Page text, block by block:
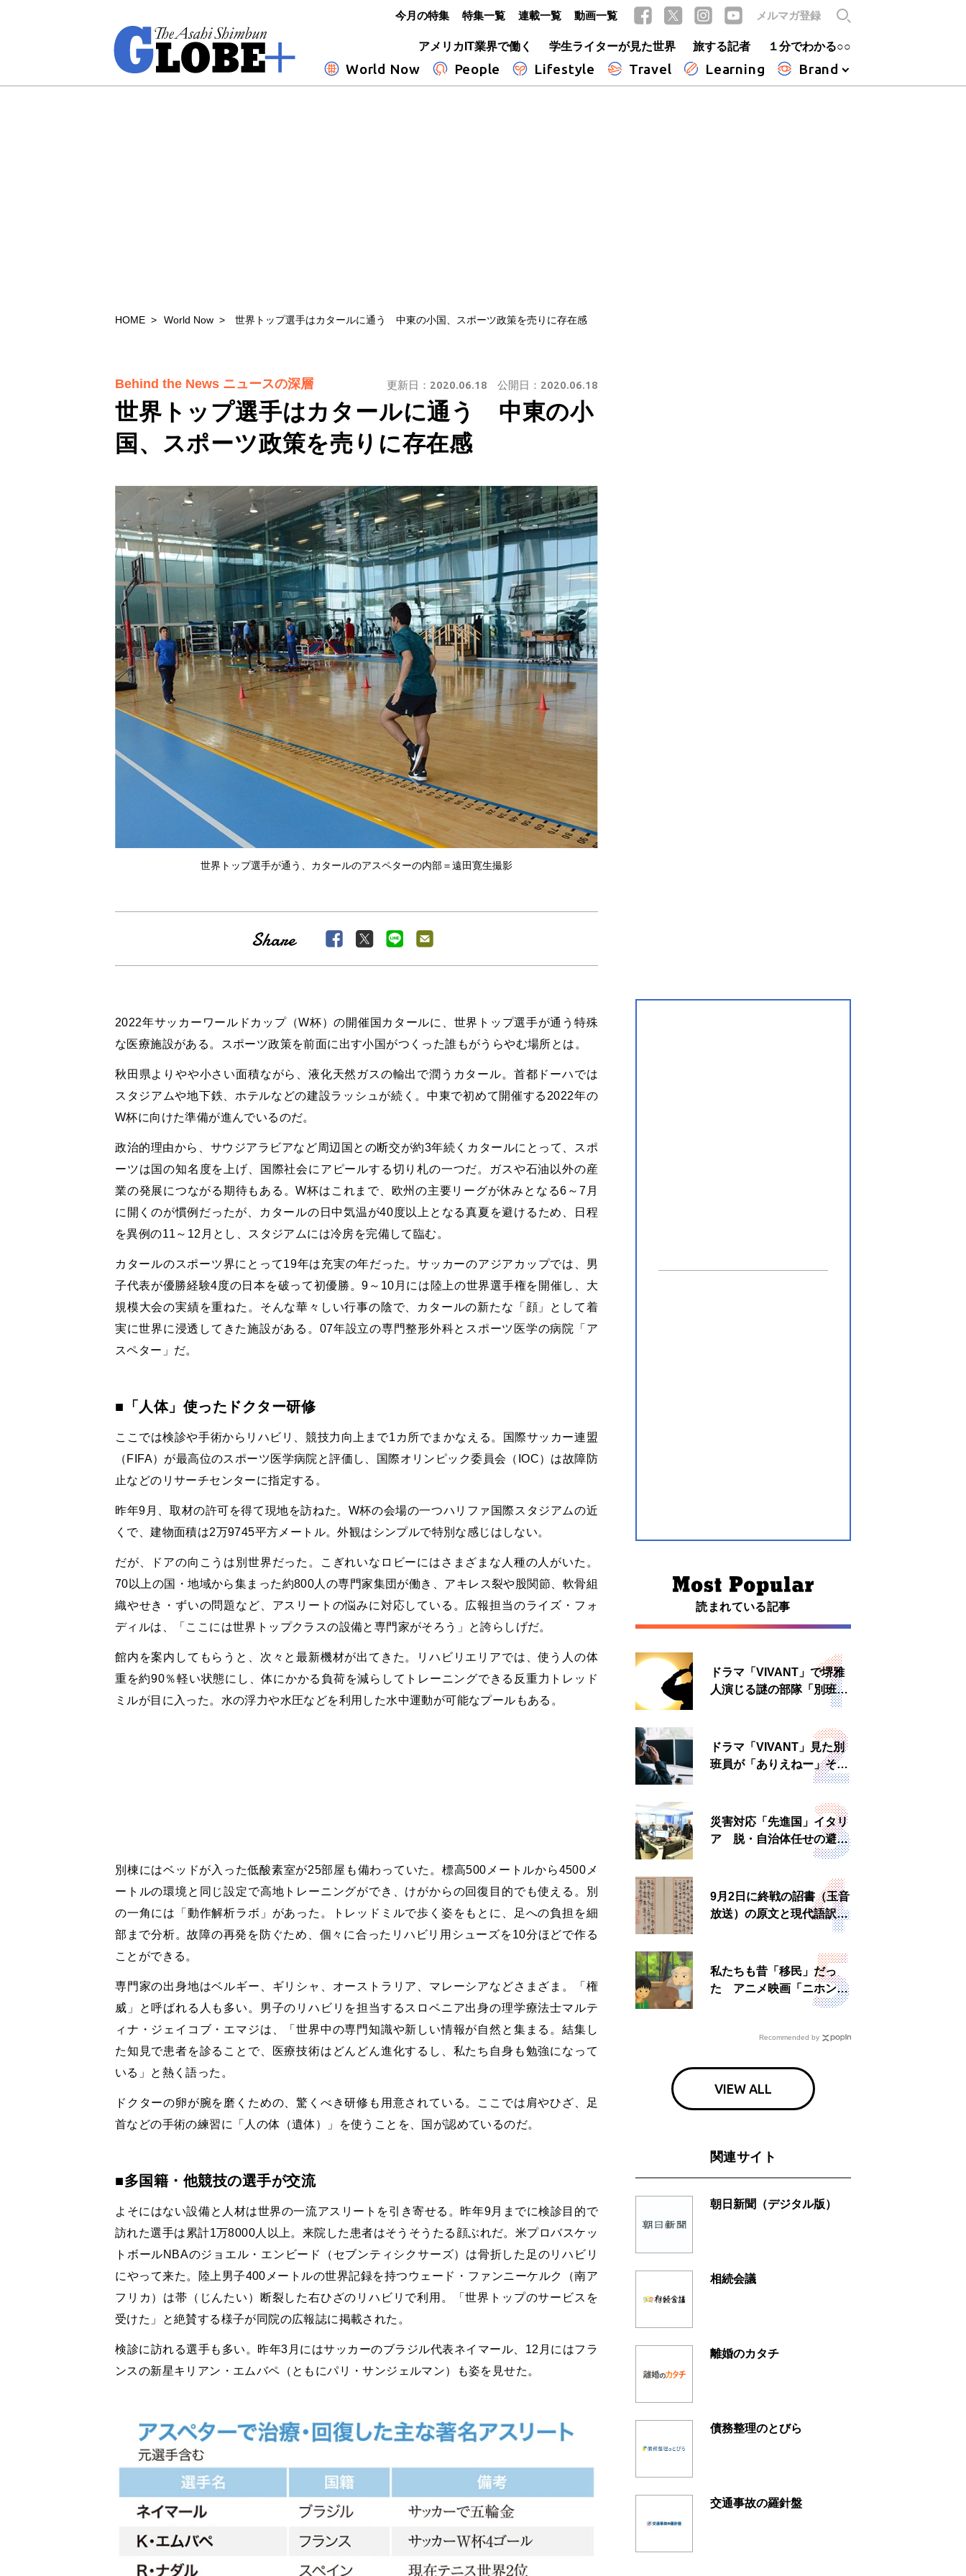
アメリカIT業界で働く
学生ライターが見た世界 旅する記者 １分でわかる○○
World Now People Lifestyle Travel Learning Brand
今月の特集 特集一覧 連載一覧 動画一覧 メルマガ登録
HOME World Now 世界トップ選手はカタールに通う 中東の小国、スポーツ政策を売りに存在感
世界トップ選手はカタールに通う 中東の小
国、スポーツ政策を売りに存在感
Behind the News ニュースの深層 更新日： 2020.06.18 公開日： 2020.06.18
世界トップ選手が通う、カタールのアスペターの内部＝遠田寛生撮影
2022年サッカーワールドカップ（W杯）の開催国カタールに、世界トップ選手が通う特殊
な医療施設がある。スポーツ政策を前面に出す小国がつくった誰もがうらやむ場所とは。
秋田県よりやや小さい面積ながら、液化天然ガスの輸出で潤うカタール。首都ドーハでは
スタジアムや地下鉄、ホテルなどの建設ラッシュが続く。中東で初めて開催する2022年の
W杯に向けた準備が進んでいるのだ。
政治的理由から、サウジアラビアなど周辺国との断交が約3年続くカタールにとって、スポ
ーツは国の知名度を上げ、国際社会にアピールする切り札の一つだ。ガスや石油以外の産
業の発展につながる期待もある。W杯はこれまで、欧州の主要リーグが休みとなる6～7月
に開くのが慣例だったが、カタールの日中気温が40度以上となる真夏を避けるため、日程
を異例の11～12月とし、スタジアムには冷房を完備して臨む。
カタールのスポーツ界にとって19年は充実の年だった。サッカーのアジアカップでは、男
子代表が優勝経験4度の日本を破って初優勝。9～10月には陸上の世界選手権を開催し、大
規模大会の実績を重ねた。そんな華々しい行事の陰で、カタールの新たな「顔」として着
実に世界に浸透してきた施設がある。07年設立の専門整形外科とスポーツ医学の病院「ア
スペター」だ。
■「人体」使ったドクター研修
ここでは検診や手術からリハビリ、競技力向上まで1カ所でまかなえる。国際サッカー連盟
（FIFA）が最高位のスポーツ医学病院と評価し、国際オリンピック委員会（IOC）は故障防
止などのリサーチセンターに指定する。
昨年9月、取材の許可を得て現地を訪ねた。W杯の会場の一つハリファ国際スタジアムの近
くで、建物面積は2万9745平方メートル。外観はシンプルで特別な感じはしない。
だが、ドアの向こうは別世界だった。こぎれいなロビーにはさまざまな人種の人がいた。
70以上の国・地域から集まった約800人の専門家集団が働き、アキレス裂や股関節、軟骨組
織やせき・ずいの問題など、アスリートの悩みに対応している。広報担当のライズ・フォ
ディルは、「ここには世界トップクラスの設備と専門家がそろう」と誇らしげだ。
館内を案内してもらうと、次々と最新機材が出てきた。リハビリエリアでは、使う人の体
重を約90％軽い状態にし、体にかかる負荷を減らしてトレーニングできる反重力トレッド
ミルが目に入った。水の浮力や水圧などを利用した水中運動が可能なプールもある。
別棟にはベッドが入った低酸素室が25部屋も備わっていた。標高500メートルから4500メ
ートルの環境と同じ設定で高地トレーニングができ、けがからの回復目的でも使える。別
の一角には「動作解析ラボ」があった。トレッドミルで歩く姿をもとに、足への負担を細
部まで分析。故障の再発を防ぐため、個々に合ったリハビリ用シューズを10分ほどで作る
ことができる。
専門家の出身地はベルギー、ギリシャ、オーストラリア、マレーシアなどさまざま。「権
威」と呼ばれる人も多い。男子のリハビリを担当するスロベニア出身の理学療法士マルテ
ィナ・ジェイコブ・エマジは、「世界中の専門知識や新しい情報が自然と集まる。結集し
た知見で患者を診ることで、医療技術はどんどん進化するし、私たち自身も勉強になって
いる」と熱く語った。
ドクターの卵が腕を磨くための、驚くべき研修も用意されている。ここでは肩やひざ、足
首などの手術の練習に「人の体（遺体）」を使うことを、国が認めているのだ。
■多国籍・他競技の選手が交流
よそにはない設備と人材は世界の一流アスリートを引き寄せる。昨年9月までに検診目的で
訪れた選手は累計1万8000人以上。来院した患者はそうそうたる顔ぶれだ。米プロバスケッ
トボールNBAのジョエル・エンビード（セブンティシクサーズ）は骨折した足のリハビリ
にやって来た。陸上男子400メートルの世界記録を持つウェード・ファンニーケルク（南ア
フリカ）は帯（じんたい）断裂した右ひざのリハビリで利用。「世界トップのサービスを
受けた」と絶賛する様子が同院の広報誌に掲載された。
検診に訪れる選手も多い。昨年3月にはサッカーのブラジル代表ネイマール、12月にはフラ
ンスの新星キリアン・エムバペ（ともにパリ・サンジェルマン）も姿を見せた。
読まれている記事
ドラマ「VIVANT」で堺雅
人演じる謎の部隊「別班」
は実在する？内情知る人物
ドラマ「VIVANT」見た別
班員が「ありえねー」その
理由とは 非公然組織ゆえ
災害対応「先進国」イタリ
ア 脱・自治体任せの避難
所運営、被災者への温かい
9月2日に終戦の詔書（玉音
放送）の原文と現代語訳を
読む もう一つの「終戦の
私たちも昔「移民」だっ
た アニメ映画「ニホンジ
Recommended by
VIEW ALL
関連サイト
朝日新聞（デジタル版）
相続会議
離婚のカタチ
債務整理のとびら
交通事故の羅針盤